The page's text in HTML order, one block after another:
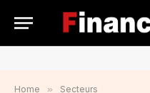
Home » Secteurs